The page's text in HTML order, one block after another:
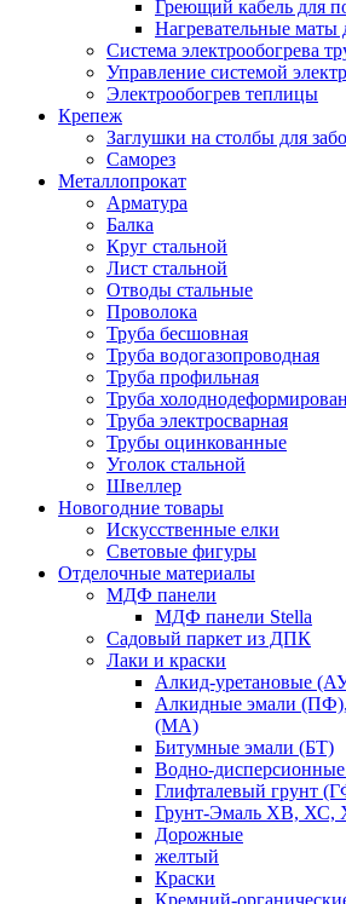
Греющий кабель для
Нагревательные маты
Система электрообогрева
Управление системой
Электрообогрев теплицы
Крепеж
Заглушки на столбы для
Саморез
Металлопрокат
Арматура
Балка
Круг стальной
Лист стальной
Отводы стальные
Проволока
Труба бесшовная
Труба водогазопроводная
Труба профильная
Труба
Труба электросварная
Трубы оцинкованные
Уголок стальной
Швеллер
Новогодние товары
Искусственные елки
Световые фигуры
Отделочные материалы
МДФ панели
МДФ панели Stella
Садовый паркет из ДПК
Лаки и краски
Алкид-уретановые
Алкидные эмали
(МА)
Битумные эмали (БТ)
Водно-
Глифталевый грунт
Грунт-Эмаль ХВ, ХС,
Дорожные
желтый
Краски
Кремний-